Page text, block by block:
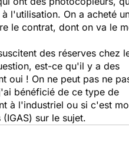
l'utilisation. On a acheté
le contrat, dont on va le
des réserves chez
est-ce qu'il y a des
oui ! On ne peut pas ne
bénéficié de ce type de
à l'industriel ou si c'est
sur le sujet.